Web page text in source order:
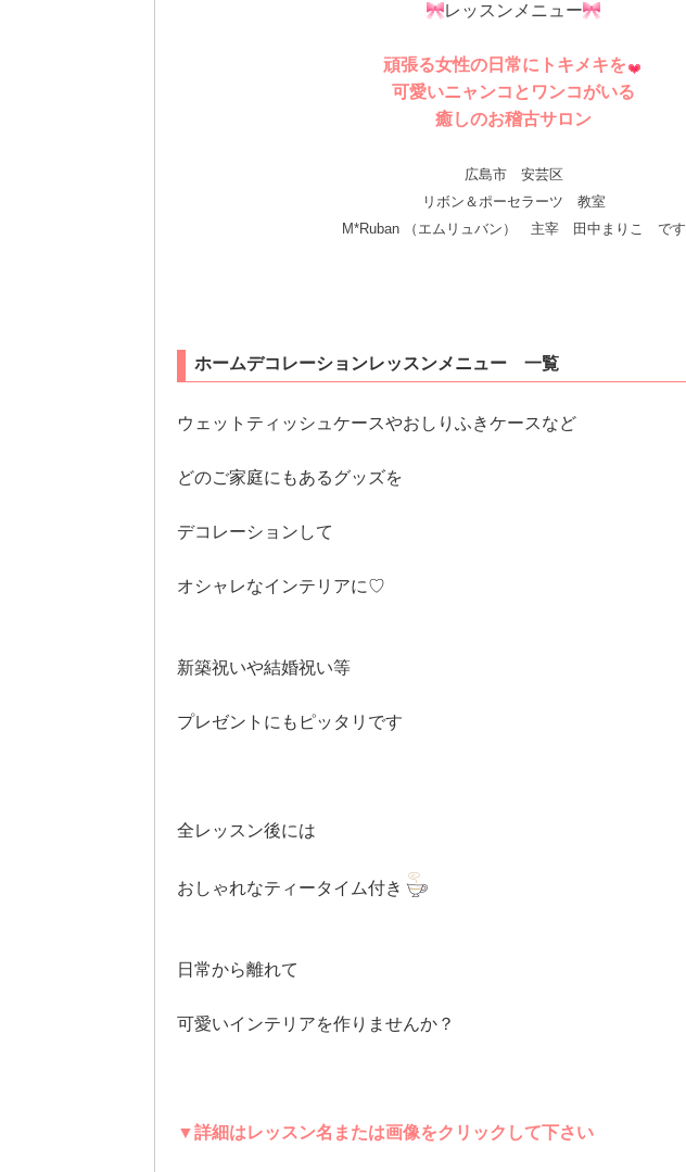
レッスンメニュー
頑張る女性の日常にトキメキを
可愛いニャンコとワンコがいる
癒しのお稽古サロン
広島市 安芸区
リボン＆ポーセラーツ 教室
M*Ruban （エムリュバン） 主宰 田中まりこ です
ホームデコレーションレッスンメニュー 一覧
ウェットティッシュケースやおしりふきケースなど
どのご家庭にもあるグッズを
デコレーションして
オシャレなインテリアに♡
新築祝いや結婚祝い等
プレゼントにもピッタリです
全レッスン後には
おしゃれなティータイム付き
日常から離れて
可愛いインテリアを作りませんか？
▼詳細はレッスン名または画像をクリックして下さい